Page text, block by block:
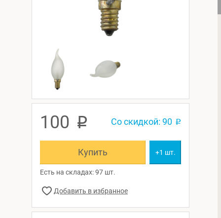
100 p Со скидкой: 90 p
Купить +1 шт.
Есть на складах: 97 шт.